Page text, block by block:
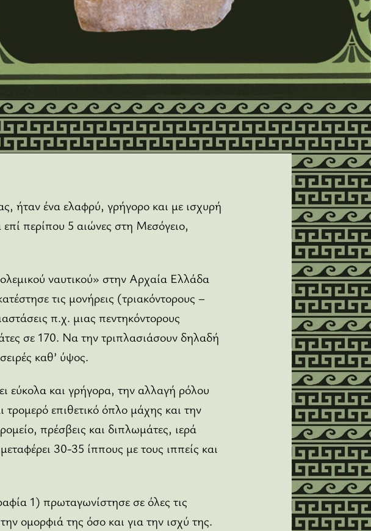
ήταν ένα ελαφρύ, γρήγορο και με ισχυρή
περίπου 5 αιώνες στη Μεσόγειο,
ναυτικού» στην Αρχαία Ελλάδα
τις μονήρεις (τριακόντορους –
π.χ. μιας πεντηκόντορους
σε 170. Να την τριπλασιάσουν δηλαδή
καθ’ ύψος.
εύκολα και γρήγορα, την αλλαγή ρόλου
επιθετικό όπλο μάχης και την
πρέσβεις και διπλωμάτες, ιερά
30-35 ίππους με τους ιππείς και
1) πρωταγωνίστησε σε όλες τις
ομορφιά της όσο και για την ισχύ της.